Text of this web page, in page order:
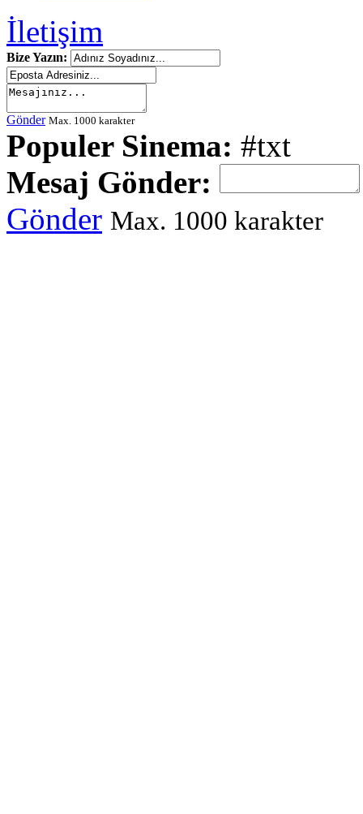
İletişim
Bize Yazın:
Gönder Max. 1000 karakter
Populer Sinema: #txt
Mesaj Gönder:
Gönder Max. 1000 karakter